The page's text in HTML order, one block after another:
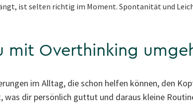
ist selten richtig im Moment. Spontanität und
mit Overthinking
im Alltag, die schon helfen können, den
was dir persönlich guttut und daraus kleine